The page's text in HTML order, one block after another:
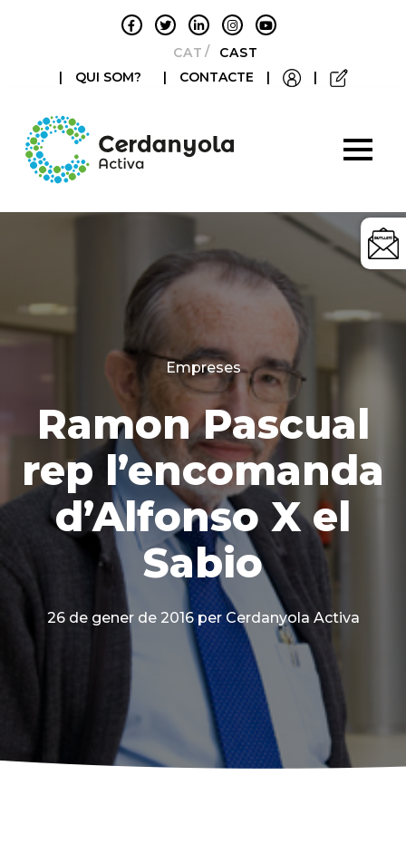
CATALÀCASTELLANO
|
QUI SOM? | CONTACTE | |
Categories
Empreses
Ramon Pascual
rep l’encomanda
d’Alfonso X el
Sabio
26 de gener de 2016 per Cerdanyola Activa